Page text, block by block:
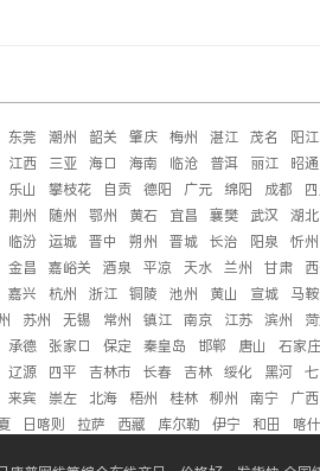
东莞 潮州 韶关 肇庆 梅州 湛江 茂名
阳江
江西 三亚 海口 海南 临沧 普洱 丽江
昭通
乐山 攀枝花 自贡 德阳 广元 绵阳 成都
荆州 随州 鄂州 黄石 宜昌 襄樊 武汉 湖北
临汾 运城 晋中 朔州 晋城 长治 阳泉 忻州
金昌 嘉峪关 酒泉 平凉 天水 兰州 甘肃
嘉兴 杭州 浙江 铜陵 池州 黄山 宣城
马
苏州 无锡 常州 镇江 南京 江苏 滨州
承德 张家口 保定 秦皇岛 邯郸 唐山
石家庄
辽源 四平 吉林市 长春 吉林 绥化 黑河
来宾 崇左 北海 梧州 桂林 柳州 南宁
广西
日喀则 拉萨 西藏 库尔勒 伊宁 和田 喀什